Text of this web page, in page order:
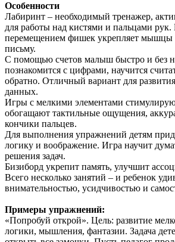
Особенности
Лабиринт – необходимый тренажер,
для работы над кистями и пальцами рук.
перемещением фишек укрепляет мышцы
письму.
С помощью счетов малыш быстро и без
познакомится с цифрами, научится
обратно. Отличный вариант для
данных.
Игры с мелкими элементами
обогащают тактильные ощущения,
кончики пальцев.
Для выполнения упражнений детям
логику и воображение. Игра научит
решения задач.
Бизиборд укрепит память, улучшит
Всего несколько занятий – и ребенок
внимательностью, усидчивостью и
Примеры упражнений:
«Попробуй открой». Цель: развитие
логики, мышления, фантазии. Задача